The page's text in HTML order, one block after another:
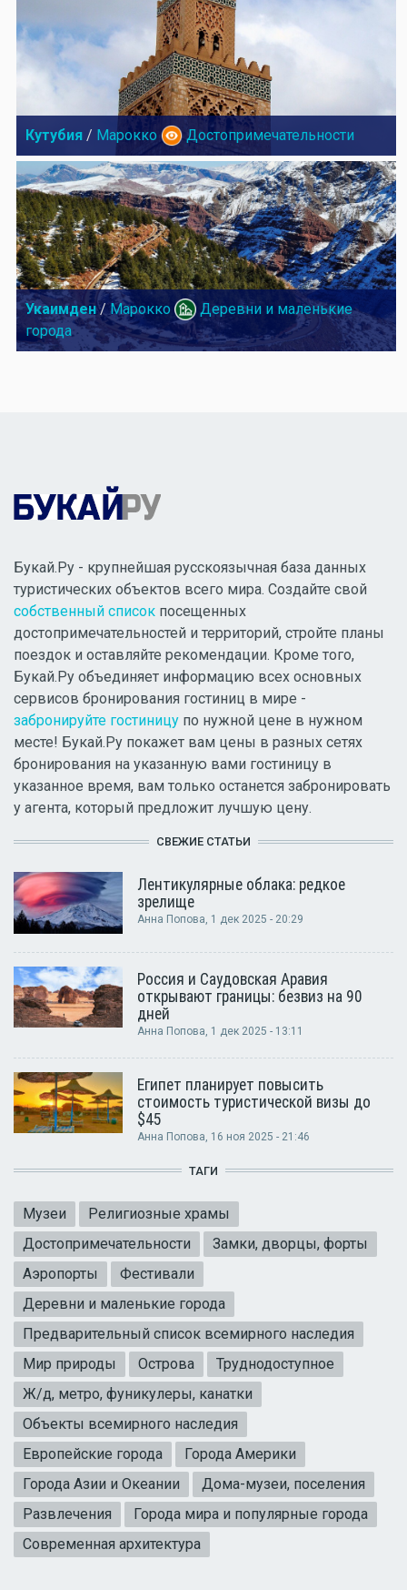
Кутубия / Марокко Достопримечательности
Укаимден/ Марокко
Деревни и маленькие
города
Букай.Ру - крупнейшая русскоязычная база данных
туристических объектов всего мира. Создайте свой
собственный список посещенных
достопримечательностей и территорий, стройте планы
поездок и оставляйте рекомендации. Кроме того,
Букай.Ру объединяет информацию всех основных
сервисов бронирования гостиниц в мире -
забронируйте гостиницу по нужной цене в нужном
месте! Букай.Ру покажет вам цены в разных сетях
бронирования на указанную вами гостиницу в
указанное время, вам только останется забронировать
у агента, который предложит лучшую цену.
СВЕЖИЕ СТАТЬИ
Лентикулярные облака: редкое
зрелище
Анна Попова, 1 дек 2025 - 20:29
Россия и Саудовская Аравия
открывают границы: безвиз на 90
дней
Анна Попова, 1 дек 2025 - 13:11
Египет планирует повысить
стоимость туристической визы до
$45
Анна Попова, 16 ноя 2025 - 21:46
ТАГИ
Музеи
Религиозные храмы
Достопримечательности
Замки, дворцы, форты
Аэропорты
Фестивали
Деревни и маленькие города
Предварительный список всемирного наследия
Мир природы
Острова
Труднодоступное
Ж/д, метро, фуникулеры, канатки
Объекты всемирного наследия
Европейские города
Города Америки
Города Азии и Океании
Дома-музеи, поселения
Развлечения
Города мира и популярные города
Современная архитектура